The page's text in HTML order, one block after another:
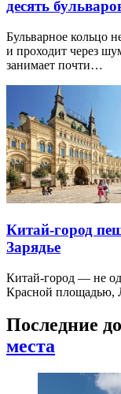
десять
Бульварное кольцо
и проходит через
занимает почти…
Китай-город
Зарядье
Китай-город — не
Красной площадью,
Последние
места